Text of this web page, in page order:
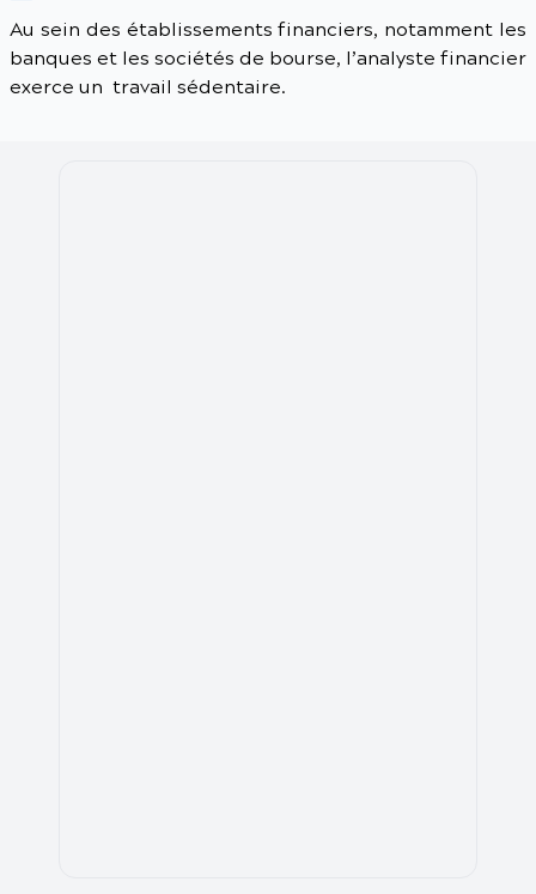
Au sein des établissements financiers, notamment les
banques et les sociétés de bourse, l’analyste financier
exerce un travail sédentaire.